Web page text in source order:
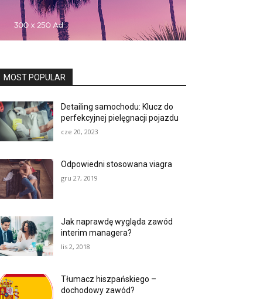
MOST POPULAR
Detailing samochodu: Klucz do
perfekcyjnej pielęgnacji pojazdu
cze 20, 2023
Odpowiedni stosowana viagra
gru 27, 2019
Jak naprawdę wygląda zawód
interim managera?
lis 2, 2018
Tłumacz hiszpańskiego –
dochodowy zawód?